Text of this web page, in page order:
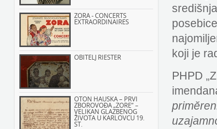
ZORA - CONCERTS
EXTRAORDINAIRES
OBITELJ RIESTER
OTON HAUSKA – PRVI
ZBOROVOĐA „ZORE“ –
VELIKAN GLAZBENOG
ŽIVOTA U KARLOVCU 19.
ST.
koji je
PHPD